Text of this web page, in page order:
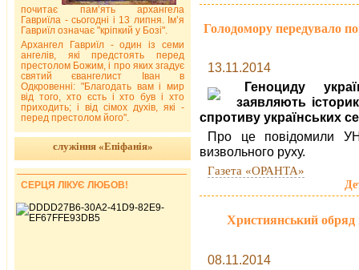
Голодомору передувало
13.11.2014
Геноциду
заявляють
спротиву українських
Про це повідомили
визвольного руху.
Газета «ОРАНТА»
Християнський обряд
08.11.2014
почитає пам’ять архангела
Гавриїла - сьогодні і 13 липня. Ім’я
Гавриїл означає "кріпкий у Бозі".
Архангел Гавриїл - один із семи
ангелів, які предстоять перед
престолом Божим, і про яких згадує
святий євангелист Іван в
Одкровенні: "Благодать вам і мир
від того, хто єсть і хто був і хто
приходить; і від сімох духів, які -
перед престолом його".
служіння «Епіфанія»
СЕРЦЯ ЛІКУЄ ЛЮБОВ!